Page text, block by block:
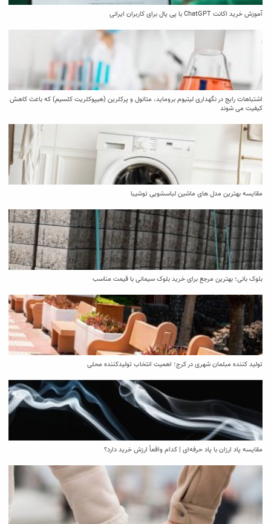
آموزش خرید اکانت ChatGPT با پی پال برای کاربران ایرانی
اشتباهات رایج در نگهداری لیتیوم بروماید، متانول و پرکلرین (هیپوکلریت کلسیم) که باعث کاهش
کیفیت می‌ شوند
مقایسه بهترین مدل ‌های ماشین لباسشویی توشیبا
بلوک بانی؛ بهترین مرجع برای خرید بلوک سیمانی با قیمت مناسب
تولید کننده مبلمان شهری در کرج؛ اهمیت انتخاب تولیدکننده محلی
مقایسه پاد ارزان با پاد حرفه‌ای | کدام واقعاً ارزش خرید دارد؟